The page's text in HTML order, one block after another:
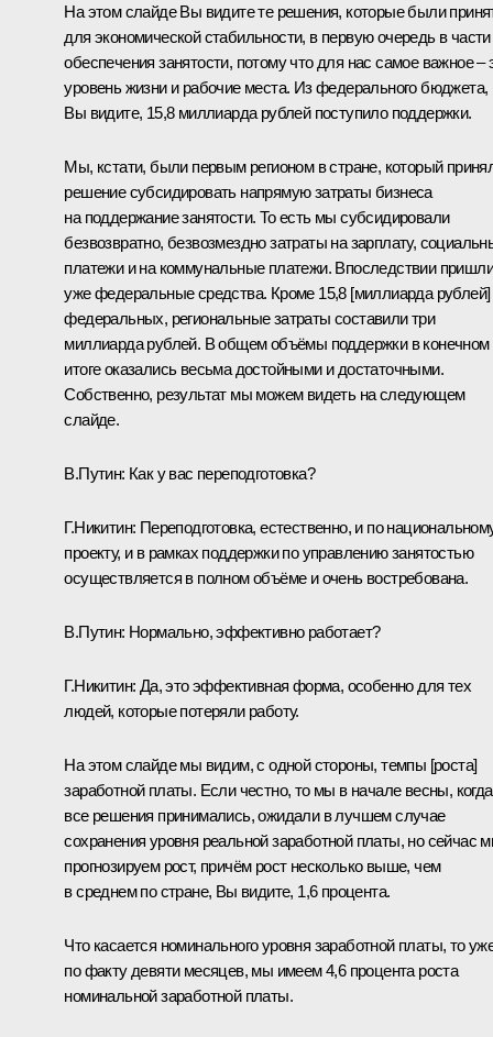
На этом слайде Вы видите те решения, которые были
для экономической стабильности, в первую очередь в части
обеспечения занятости, потому что для нас самое важное –
уровень жизни и рабочие места. Из федерального бюджета,
Вы видите, 15,8 миллиарда рублей поступило поддержки.
Мы, кстати, были первым регионом в стране, который
решение субсидировать напрямую затраты бизнеса
на поддержание занятости. То есть мы субсидировали
безвозвратно, безвозмездно затраты на зарплату,
платежи и на коммунальные платежи. Впоследствии пришли
уже федеральные средства. Кроме 15,8 [миллиарда рублей]
федеральных, региональные затраты составили три
миллиарда рублей. В общем объёмы поддержки в конечном
итоге оказались весьма достойными и достаточными.
Собственно, результат мы можем видеть на следующем
слайде.
В.Путин: Как у вас переподготовка?
Г.Никитин: Переподготовка, естественно, и по
проекту, и в рамках поддержки по управлению занятостью
осуществляется в полном объёме и очень востребована.
В.Путин: Нормально, эффективно работает?
Г.Никитин: Да, это эффективная форма, особенно для тех
людей, которые потеряли работу.
На этом слайде мы видим, с одной стороны, темпы [роста]
заработной платы. Если честно, то мы в начале весны, когда
все решения принимались, ожидали в лучшем случае
сохранения уровня реальной заработной платы, но сейчас
прогнозируем рост, причём рост несколько выше, чем
в среднем по стране, Вы видите, 1,6 процента.
Что касается номинального уровня заработной платы, то
по факту девяти месяцев, мы имеем 4,6 процента роста
номинальной заработной платы.